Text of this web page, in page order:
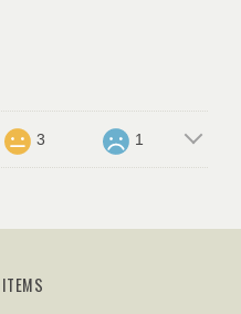
3 1
ITEMS